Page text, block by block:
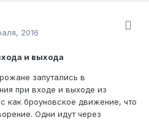
2016
и выхода
запутались в
при входе и выходе из
как броуновское движение, что
Одни идут через